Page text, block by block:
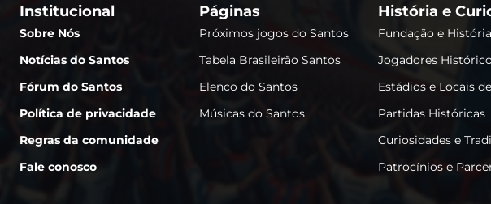
Institucional
Sobre Nós
Notícias do Santos
Fórum do Santos
Política de privacidade
Regras da comunidade
Fale conosco
Páginas
Próximos jogos do Santos
Tabela Brasileirão Santos
Elenco do Santos
Músicas do Santos
História e
Fundação e
Jogadores
Estádios e Locais
Partidas Históricas
Curiosidades e
Patrocínios e